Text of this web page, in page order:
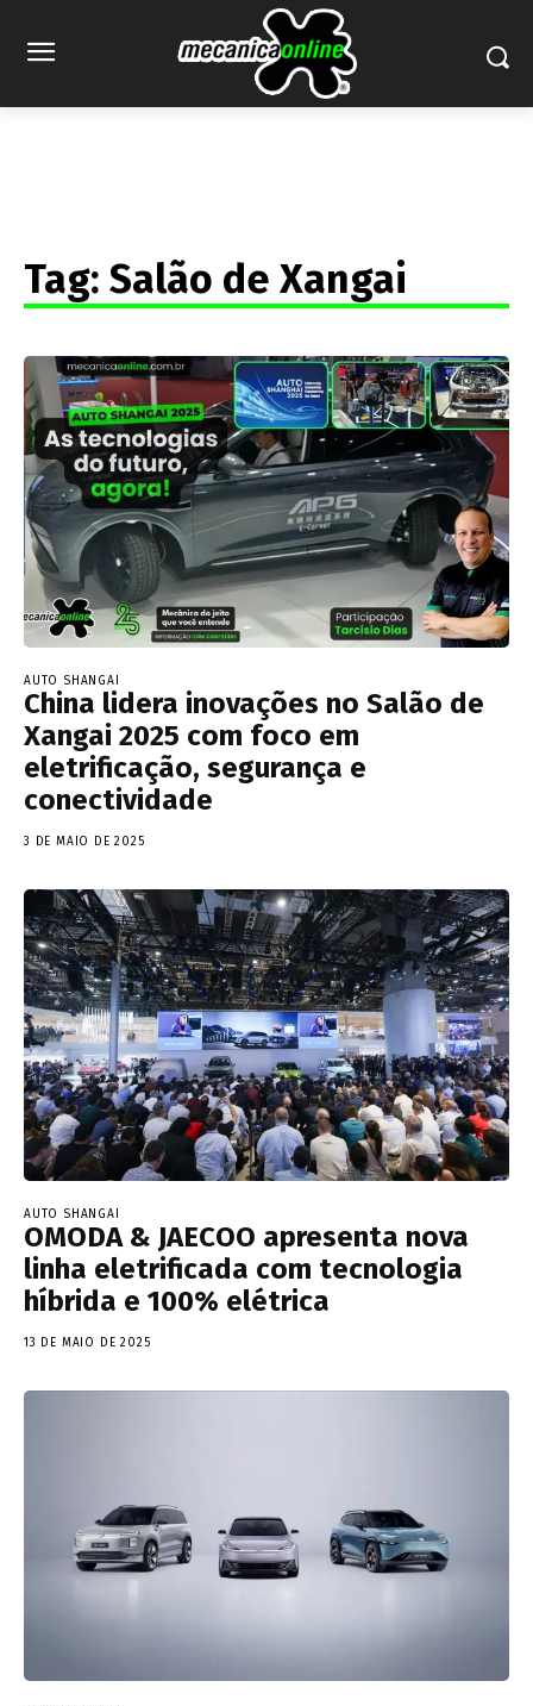
Tag: Salão de Xangai
AUTO SHANGAI
China lidera inovações no Salão de
Xangai 2025 com foco em
eletrificação, segurança e
conectividade
3 DE MAIO DE 2025
AUTO SHANGAI
OMODA & JAECOO apresenta nova
linha eletrificada com tecnologia
híbrida e 100% elétrica
13 DE MAIO DE 2025